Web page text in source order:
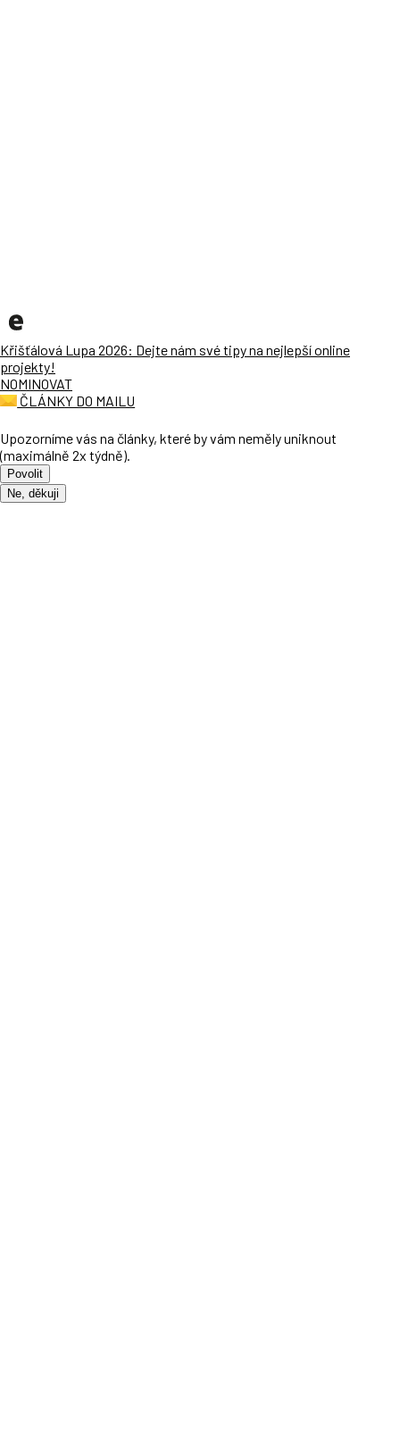
Křišťálová Lupa 2026: Dejte nám své tipy na nejlepší online
projekty!
NOMINOVAT
ČLÁNKY DO MAILU
Upozorníme vás na články, které by vám neměly uniknout
(maximálně 2x týdně).
Povolit
Ne, děkuji